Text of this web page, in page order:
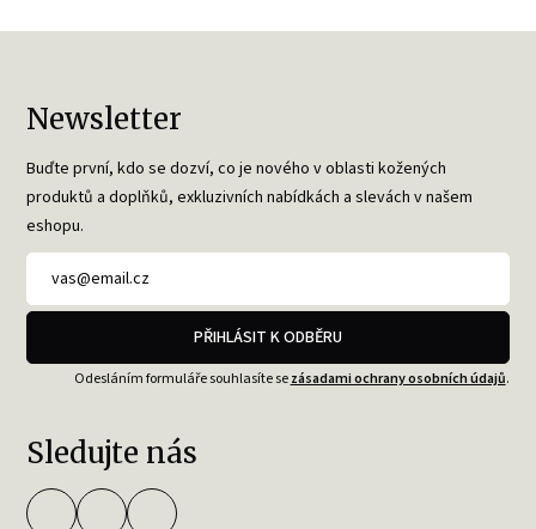
Newsletter
Buďte první, kdo se dozví, co je nového v oblasti kožených
produktů a doplňků, exkluzivních nabídkách a slevách v našem
eshopu.
PŘIHLÁSIT K ODBĚRU
Odesláním formuláře souhlasíte sezásadami ochrany osobních údajů.
Sledujte nás